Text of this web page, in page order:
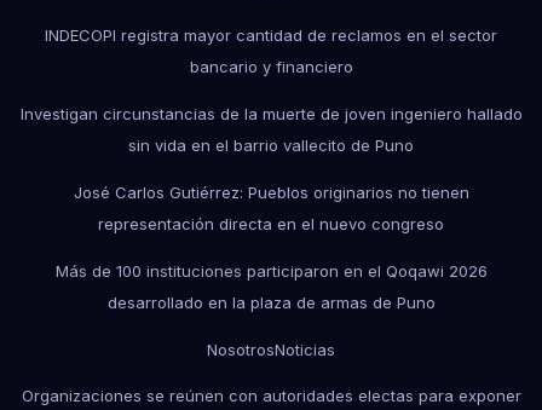
INDECOPI registra mayor cantidad de reclamos en el sector
bancario y financiero
Investigan circunstancias de la muerte de joven ingeniero hallado
sin vida en el barrio vallecito de Puno
José Carlos Gutiérrez: Pueblos originarios no tienen
representación directa en el nuevo congreso
Más de 100 instituciones participaron en el Qoqawi 2026
desarrollado en la plaza de armas de Puno
NosotrosNoticias
Organizaciones se reúnen con autoridades electas para exponer